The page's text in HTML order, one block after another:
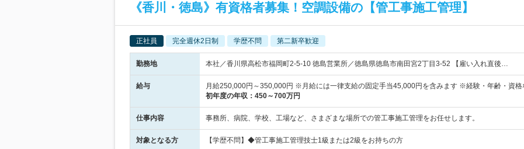
《香川・徳島》有資格者募集！空調設備の【管工事施工管理】
正社員 完全週休2日制 学歴不問 第二新卒歓迎
勤務地 本社／香川県高松市福岡町2-5-10 徳島営業所／徳島県徳島市南田宮2丁目3-52 【雇い入れ直後…
給与
月給250,000円～350,000円 ※月給には一律支給の固定手当45,000円を含みます ※経験・年齢・資
初年度の年収： 450～700万円
仕事内容 事務所、病院、学校、工場など、さまざまな場所での管工事施工管理をお任せします。
対象となる方 【学歴不問】◆管工事施工管理技士1級または2級をお持ちの方